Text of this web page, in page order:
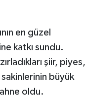
en güzel
katkı sundu.
şiir, piyes,
büyük
oldu.